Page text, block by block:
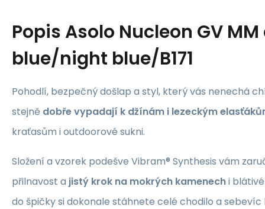
Popis Asolo Nucleon GV
blue/night blue/B171
Pohodlí, bezpečný došlap a styl, který vás nenechá
stejně dobře vypadají k džínám i lezeckým
kraťasům i outdoorové sukni.
Složení a vzorek podešve Vibram® Synthesis vám
přilnavost a jistý krok na mokrých kamenechi
do špičky si dokonale stáhnete celé chodilo a